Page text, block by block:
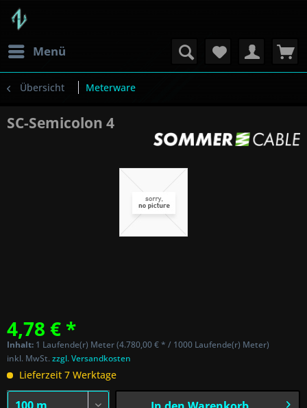
Menü
Übersicht Meterware
SC-Semicolon 4
4,78 € *
Inhalt: 1 Laufende(r) Meter (4.780,00 € * / 1000 Laufende(r) Meter)
inkl. MwSt.zzgl. Versandkosten
Lieferzeit 7 Werktage